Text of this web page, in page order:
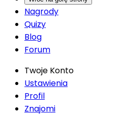
Nagrody
Quizy
Blog
Forum
Twoje Konto
Ustawienia
Profil
Znajomi